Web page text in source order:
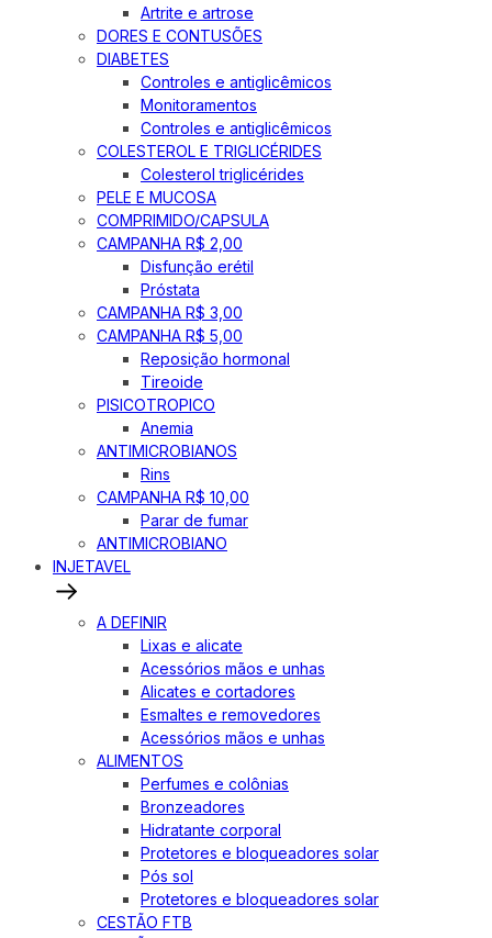
Artrite e artrose
DORES E CONTUSÕES
DIABETES
Controles e antiglicêmicos
Monitoramentos
Controles e antiglicêmicos
COLESTEROL E TRIGLICÉRIDES
Colesterol triglicérides
PELE E MUCOSA
COMPRIMIDO/CAPSULA
CAMPANHA R$ 2,00
Disfunção erétil
Próstata
CAMPANHA R$ 3,00
CAMPANHA R$ 5,00
Reposição hormonal
Tireoide
PISICOTROPICO
Anemia
ANTIMICROBIANOS
Rins
CAMPANHA R$ 10,00
Parar de fumar
ANTIMICROBIANO
INJETAVEL
A DEFINIR
Lixas e alicate
Acessórios mãos e unhas
Alicates e cortadores
Esmaltes e removedores
Acessórios mãos e unhas
ALIMENTOS
Perfumes e colônias
Bronzeadores
Hidratante corporal
Protetores e bloqueadores solar
Pós sol
Protetores e bloqueadores solar
CESTÃO FTB